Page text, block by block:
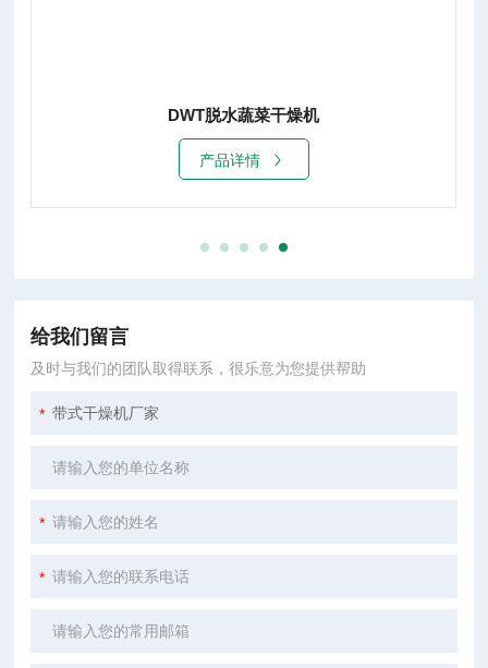
脱水蔬菜带式干燥机
产品详情
给我们留言
及时与我们的团队取得联系，很乐意为您提供帮助